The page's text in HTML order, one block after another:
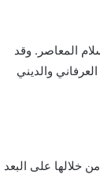
المعاصر. وقد
والديني
خلالها على البعد